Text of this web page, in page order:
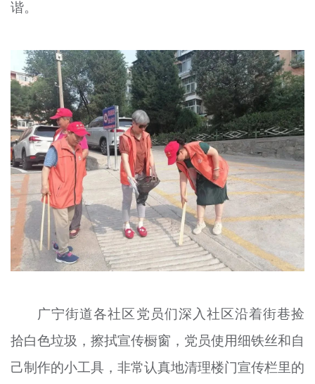
谐。
广宁街道各社区党员们深入社区沿着街巷捡
拾白色垃圾，擦拭宣传橱窗，党员使用细铁丝和自
己制作的小工具，非常认真地清理楼门宣传栏里的